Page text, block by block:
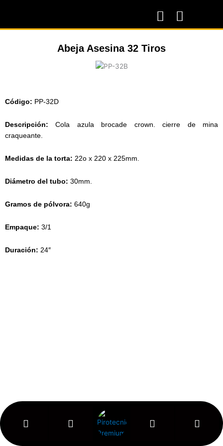
Abeja Asesina 32 Tiros
Código: PP-32D
Descripción: Cola azula brocade crown. cierre de mina
craqueante.
Medidas de la torta: 22o x 220 x 225mm.
Diámetro del tubo: 30mm.
Gramos de pólvora: 640g
Empaque: 3/1
Duración: 24″